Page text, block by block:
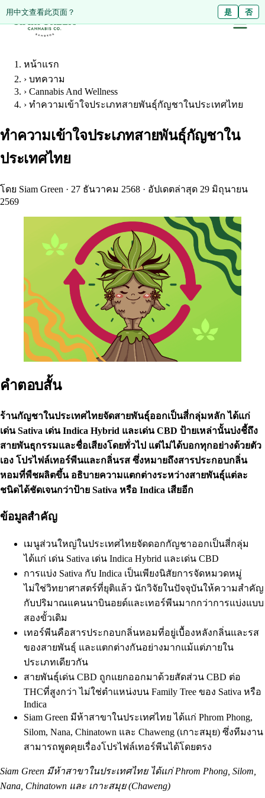
Diese Seite auf Deutsch ansehen? Nein
用中文查看此页面？ 是 否
หน้าแรก
› บทความ
› Cannabis And Wellness
› ทำความเข้าใจประเภทสายพันธุ์กัญชาในประเทศไทย
ทำความเข้าใจประเภทสายพันธุ์กัญชาใน
ประเทศไทย
โดย Siam Green · 27 ธันวาคม 2568 · อัปเดตล่าสุด 29 มิถุนายน
2569
คำตอบสั้น
ร้านกัญชาในประเทศไทยจัดสายพันธุ์ออกเป็นสี่กลุ่มหลัก ได้แก่
เด่น Sativa เด่น Indica Hybrid และเด่น CBD ป้ายเหล่านั้นบ่งชี้ถึง
สายพันธุกรรมและชื่อเสียงโดยทั่วไป แต่ไม่ได้บอกทุกอย่างด้วยตัว
เอง โปรไฟล์เทอร์พีนและกลิ่นรส ซึ่งหมายถึงสารประกอบกลิ่น
หอมที่พืชผลิตขึ้น อธิบายความแตกต่างระหว่างสายพันธุ์แต่ละ
ชนิดได้ชัดเจนกว่าป้าย Sativa หรือ Indica เสียอีก
ข้อมูลสำคัญ
เมนูส่วนใหญ่ในประเทศไทยจัดดอกกัญชาออกเป็นสี่กลุ่ม
ได้แก่ เด่น Sativa เด่น Indica Hybrid และเด่น CBD
การแบ่ง Sativa กับ Indica เป็นเพียงนิสัยการจัดหมวดหมู่
ไม่ใช่วิทยาศาสตร์ที่ยุติแล้ว นักวิจัยในปัจจุบันให้ความสำคัญ
กับปริมาณแคนนาบินอยด์และเทอร์พีนมากกว่าการแบ่งแบบ
สองขั้วเดิม
เทอร์พีนคือสารประกอบกลิ่นหอมที่อยู่เบื้องหลังกลิ่นและรส
ของสายพันธุ์ และแตกต่างกันอย่างมากแม้แต่ภายใน
ประเภทเดียวกัน
สายพันธุ์เด่น CBD ถูกแยกออกมาด้วยสัดส่วน CBD ต่อ
THCที่สูงกว่า ไม่ใช่ตำแหน่งบน Family Tree ของ Sativa หรือ
Indica
Siam Green มีห้าสาขาในประเทศไทย ได้แก่ Phrom Phong,
Silom, Nana, Chinatown และ Chaweng (เกาะสมุย) ซึ่งทีมงาน
สามารถพูดคุยเรื่องโปรไฟล์เทอร์พีนได้โดยตรง
Siam Green มีห้าสาขาในประเทศไทย ได้แก่Phrom Phong Silom
Nana Chinatown และ เกาะสมุย (Chaweng)